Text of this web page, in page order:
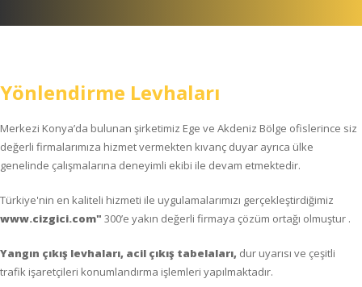
Yönlendirme Levhaları
Merkezi Konya’da bulunan şirketimiz Ege ve Akdeniz Bölge ofislerince siz
değerli firmalarımıza hizmet vermekten kıvanç duyar ayrıca ülke
genelinde çalışmalarına deneyimli ekibi ile devam etmektedir.
Türkiye'nin en kaliteli hizmeti ile uygulamalarımızı gerçekleştirdiğimiz
www.cizgici.com" 300’e yakın değerli firmaya çözüm ortağı olmuştur .
Yangın çıkış levhaları, acil çıkış tabelaları, dur uyarısı ve çeşitli
trafik işaretçileri konumlandırma işlemleri yapılmaktadır.